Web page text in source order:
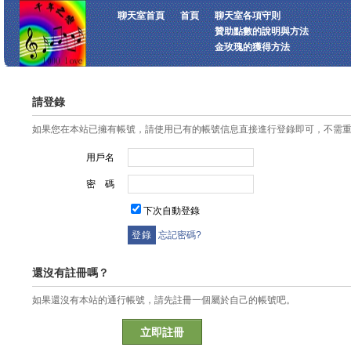
聊天室首頁 首頁
聊天室各項守則
贊助點數的說明與方法
金玫瑰的獲得方法
請登錄
如果您在本站已擁有帳號，請使用已有的帳號信息直接進行登錄即可，不需
用戶名
密 碼
下次自動登錄
忘記密碼?
還沒有註冊嗎？
如果還沒有本站的通行帳號，請先註冊一個屬於自己的帳號吧。
立即註冊